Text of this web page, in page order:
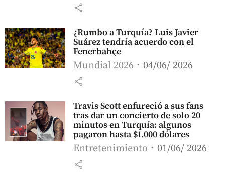
share
¿Rumbo a Turquía? Luis Javier
Suárez tendría acuerdo con el
Fenerbahçe
Mundial 2026 04/06/ 2026
share
Travis Scott enfureció a sus fans
tras dar un concierto de solo 20
minutos en Turquía: algunos
pagaron hasta $1.000 dólares
Entretenimiento 01/06/ 2026
share